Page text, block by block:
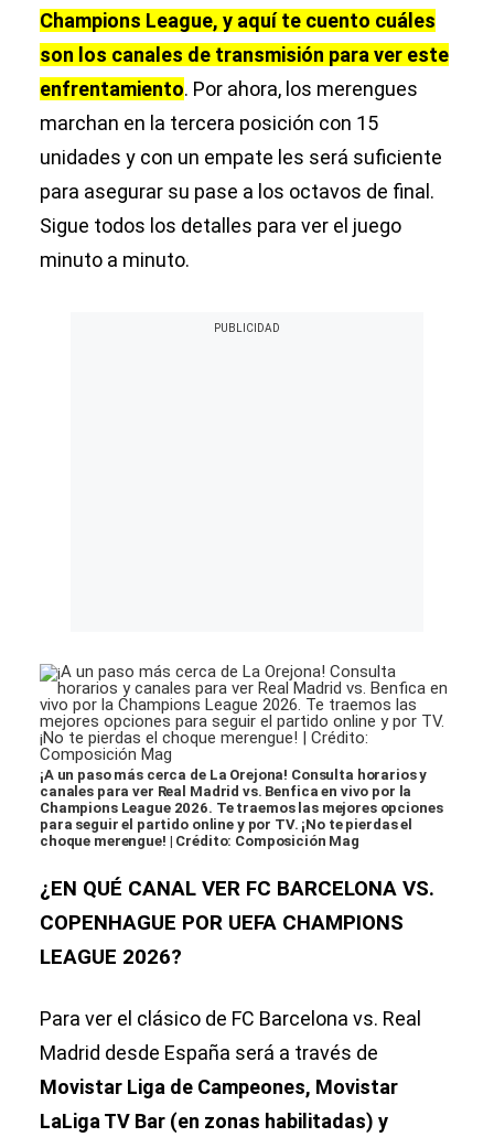
Champions League, y aquí te cuento cuáles
son los canales de transmisión para ver este
enfrentamiento. Por ahora, los merengues
marchan en la tercera posición con 15
unidades y con un empate les será suficiente
para asegurar su pase a los octavos de final.
Sigue todos los detalles para ver el juego
minuto a minuto.
¡A un paso más cerca de La Orejona! Consulta horarios y
canales para ver Real Madrid vs. Benfica en vivo por la
Champions League 2026. Te traemos las mejores opciones
para seguir el partido online y por TV. ¡No te pierdas el
choque merengue! | Crédito: Composición Mag
¿EN QUÉ CANAL VER FC BARCELONA VS.
COPENHAGUE POR UEFA CHAMPIONS
LEAGUE 2026?
Para ver el clásico de FC Barcelona vs. Real
Madrid desde España será a través de
Movistar Liga de Campeones, Movistar
LaLiga TV Bar (en zonas habilitadas) y